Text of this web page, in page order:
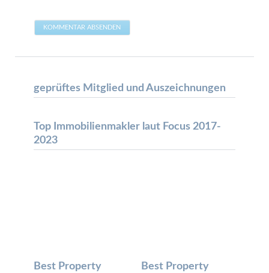
KOMMENTAR ABSENDEN
geprüftes Mitglied und Auszeichnungen
Top Immobilienmakler laut Focus 2017-
2023
Best Property
Best Property